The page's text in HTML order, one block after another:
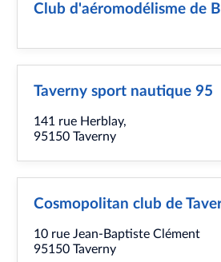
Club d'aéromodélisme de
Taverny sport nautique 95
141 rue Herblay,
95150 Taverny
Cosmopolitan club de
10 rue Jean-Baptiste Clément
95150 Taverny